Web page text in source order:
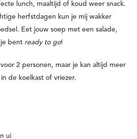
lunch, maaltijd of koud weer snack.
herfstdagen kun je mij wakker
Eet jouw soep met een salade,
bent ready to go!
2 personen, maar je kan altijd meer
de koelkast of vriezer.
ui